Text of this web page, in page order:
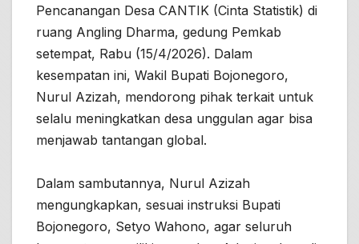
Pencanangan Desa CANTIK (Cinta Statistik) di
ruang Angling Dharma, gedung Pemkab
setempat, Rabu (15/4/2026). Dalam
kesempatan ini, Wakil Bupati Bojonegoro,
Nurul Azizah, mendorong pihak terkait untuk
selalu meningkatkan desa unggulan agar bisa
menjawab tantangan global.
Dalam sambutannya, Nurul Azizah
mengungkapkan, sesuai instruksi Bupati
Bojonegoro, Setyo Wahono, agar seluruh